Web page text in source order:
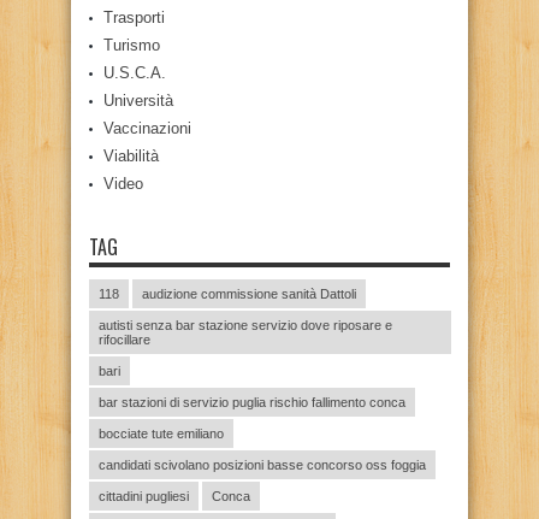
Trasporti
Turismo
U.S.C.A.
Università
Vaccinazioni
Viabilità
Video
TAG
118 audizione commissione sanità Dattoli
autisti senza bar stazione servizio dove riposare e
rifocillare
bari
bar stazioni di servizio puglia rischio fallimento conca
bocciate tute emiliano
candidati scivolano posizioni basse concorso oss foggia
cittadini pugliesi Conca